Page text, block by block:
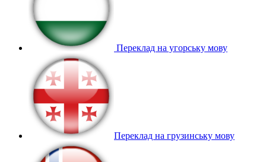
Переклад на угорську мову
Переклад на грузинську мову